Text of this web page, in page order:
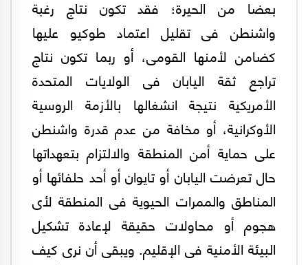
بعضا من الحيرة؛ فقد تكون نتاج رغبة
واشنطن فى تقليل اعتماد طوكيو عليها
كضامن لأمنها القومى، أو ربما تكون نتاج
تراجع ثقة اليابان فى الولايات المتحدة
الأمريكية نتيجة انشغالها بالأزمة الروسية
الأوكرانية، أو مخافة من عدم قدرة واشنطن
على حماية أمن المنطقة والالتزام بتعهداتها
حال تعرضت اليابان أو تايوان أو أحد حلفائها أو
المناطق والممرات الحيوية فى المنطقة لأى
هجوم أو محاولات حقيقة لإعادة تشكيل
البيئة الأمنية فى الإقليم. ويبقى أن نرى كيف